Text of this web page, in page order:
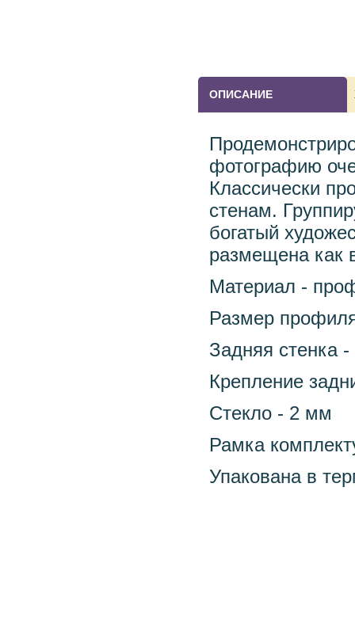
ОПИСАНИЕ
фотографию
Классически
стенам.
богатый
размещена как
Материал -
Размер
Задняя стенка
Крепление
Стекло - 2 мм
Рамка
Упакована в